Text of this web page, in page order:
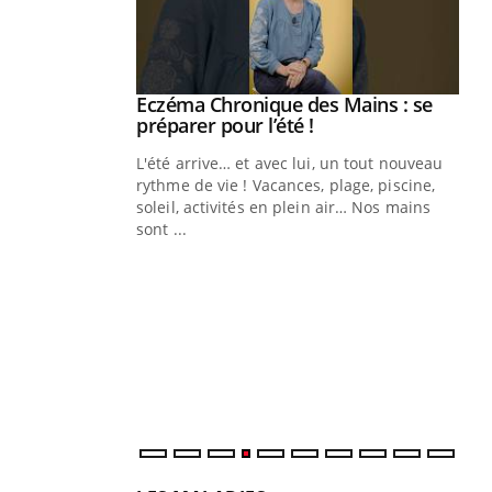
Youtube
Eczéma Chronique des Mains : se
préparer pour l’été !Youtube
L'été arrive… et avec lui, un tout nouveau
rythme de vie ! Vacances, plage, piscine,
soleil, activités en plein air… Nos mains
sont ...
Youtube
Diabète & Ramadan 2026Youtube
Le Ramadan approche, et, pour de
nombreuses personnes atteintes de
diabète, c'est une période de questions, de
défis, mais ...